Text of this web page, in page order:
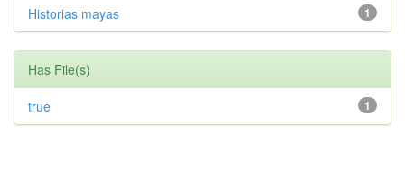
1
Historias mayas
Has File(s)
1
true